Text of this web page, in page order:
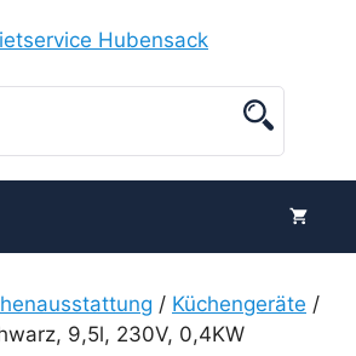
/ Küchengeräte /
9,5l, 230V, 0,4KW